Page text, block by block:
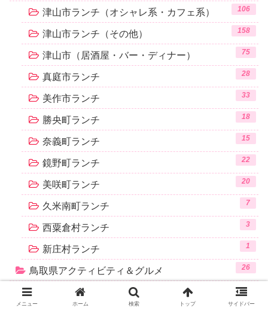
津山市ランチ（オシャレ系・カフェ系） 106
津山市ランチ（その他） 158
津山市（居酒屋・バー・ディナー） 75
真庭市ランチ 28
美作市ランチ 33
勝央町ランチ 18
奈義町ランチ 15
鏡野町ランチ 22
美咲町ランチ 20
久米南町ランチ 7
西粟倉村ランチ 3
新庄村ランチ 1
鳥取県アクティビティ＆グルメ 26
鳥取市周辺 8
メニュー ホーム 検索 トップ サイドバー